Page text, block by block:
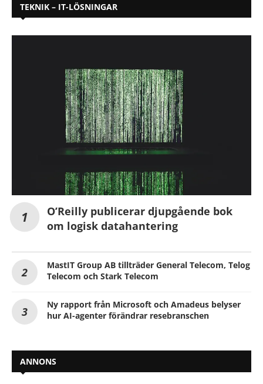
TEKNIK – IT-LÖSNINGAR
O’Reilly publicerar djupgående bok
om logisk datahantering
MastIT Group AB tillträder General Telecom, Telog
Telecom och Stark Telecom
Ny rapport från Microsoft och Amadeus belyser
hur AI-agenter förändrar resebranschen
ANNONS